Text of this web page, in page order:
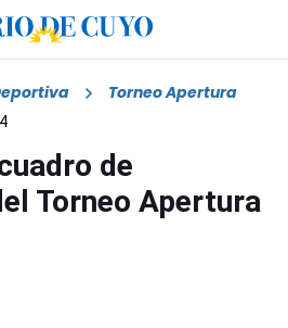
Torneo Apertura
de
Torneo Apertura